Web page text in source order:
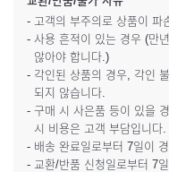
- 고객의 부주의로 상품이 파
- 사용 흔적이 있는 경우 (만
않아야 합니다.)
- 각인된 상품의 경우, 각인
되지 않습니다.
- 구매 시 사은품 등이 있을
시 비용은 고객 부담입니다.
- 배송 완료일로부터 7일이
- 교환/반품 신청일로부터 7